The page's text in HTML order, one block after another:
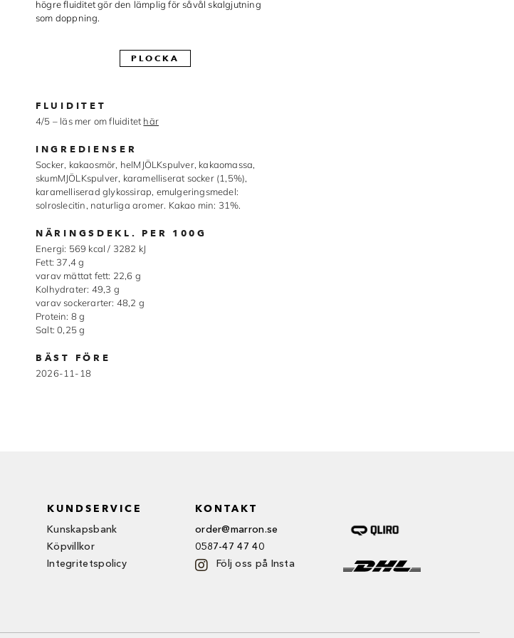
högre fluiditet gör den lämplig för såvål skalgjutning
som doppning.
PLOCKA
FLUIDITET
4/5 – läs mer om fluiditet här
INGREDIENSER
Socker, kakaosmör, helMJÖLKspulver, kakaomassa,
skumMJÖLKspulver, karamelliserat socker (1,5%),
karamelliserad glykossirap, emulgeringsmedel:
solroslecitin, naturliga aromer. Kakao min: 31%.
NÄRINGSDEKL. PER 100G
Energi: 569 kcal / 3282 kJ
Fett: 37,4 g
varav mättat fett: 22,6 g
Kolhydrater: 49,3 g
varav sockerarter: 48,2 g
Protein: 8 g
Salt: 0,25 g
BÄST FÖRE
2026-11-18
KUNDSERVICE
Kunskapsbank
Köpvillkor
Integritetspolicy
KONTAKT
order@marron.se
0587-47 47 40
Följ oss på Insta